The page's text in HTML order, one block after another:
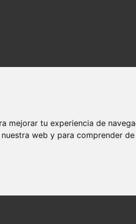
mejorar tu experiencia de
web y para comprender